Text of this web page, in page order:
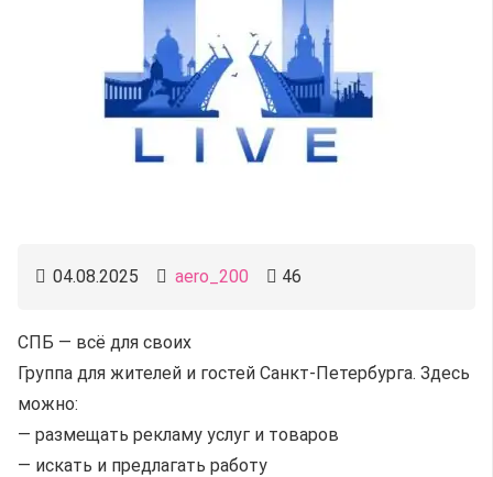
04.08.2025 aero_200 46
СПБ — всё для своих
Группа для жителей и гостей Санкт-Петербурга. Здесь
можно:
— размещать рекламу услуг и товаров
— искать и предлагать работу